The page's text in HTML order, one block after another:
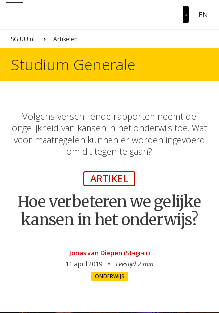
EN
SG.UU.nl Artikelen
Studium Generale
Volgens verschillende rapporten neemt de
ongelijkheid van kansen in het onderwijs toe. Wat
voor maatregelen kunnen er worden ingevoerd
om dit tegen te gaan?
ARTIKEL
Hoe verbeteren we gelijke
kansen in het onderwijs?
Jonas van Diepen (Stagiair)
11 april 2019
Leestijd 2 min
ONDERWIJS